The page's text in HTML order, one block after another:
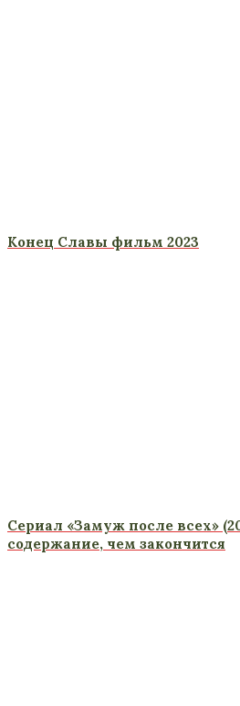
Конец Славы фильм 2023
Сериал «Замуж после всех»
содержание, чем закончится